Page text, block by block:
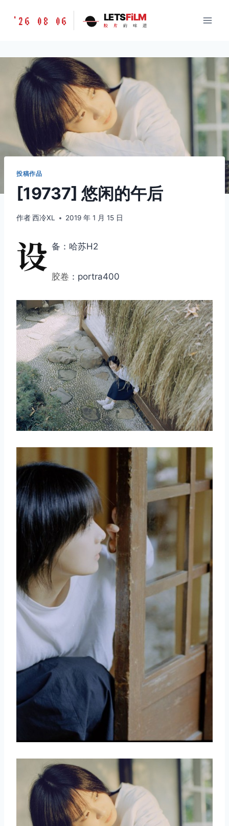
胶
味
LETSFILM
'26 08 06 LETSFiLM
胶 片 的 味 道
投稿作品
[19737] 悠闲的午后
作者西冷XL 2019 年 1 月 15 日
设 备：哈苏H2
胶卷 ：portra400